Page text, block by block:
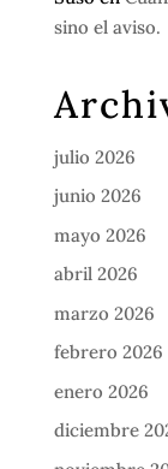
sino el aviso.
julio 2026
junio 2026
mayo 2026
abril 2026
marzo 2026
febrero 2026
enero 2026
diciembre